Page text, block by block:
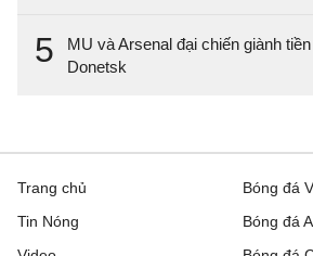
5
MU và Arsenal đại chiến giành
Donetsk
Trang chủ
Tin Nóng
Bóng đá
Bóng đá